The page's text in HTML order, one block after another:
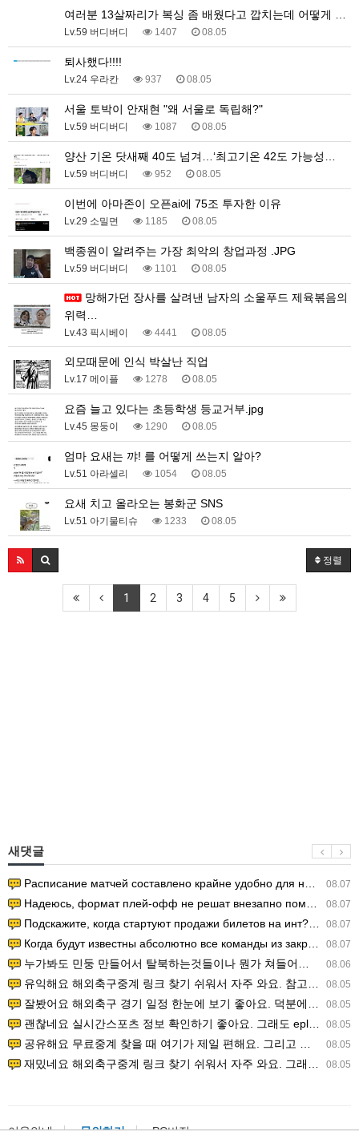
여러분 13살짜리가 복싱 좀 배웠다고 깝치는데 어떻게 …
Lv.59 버디버디 1407 08.05
퇴사했다!!!!
Lv.24 우라칸 937 08.05
서울 토박이 안재현 "왜 서울로 독립해?"
Lv.59 버디버디 1087 08.05
양산 기온 닷새째 40도 넘겨…‘최고기온 42도 가능성…
Lv.59 버디버디 952 08.05
이번에 아마존이 오픈ai에 75조 투자한 이유
Lv.29 소밀면 1185 08.05
백종원이 알려주는 가장 최악의 창업과정 .JPG
Lv.59 버디버디 1101 08.05
위력…
Lv.43 픽시베이 4441 08.05
외모때문에 인식 박살난 직업
Lv.17 메이플 1278 08.05
요즘 늘고 있다는 초등학생 등교거부.jpg
Lv.45 몽둥이 1290 08.05
엄마 요새는 꺄! 를 어떻게 쓰는지 알아?
Lv.51 아라셀리 1054 08.05
요새 치고 올라오는 봉화군 SNS
Lv.51 아기물티슈 1233 08.05
정렬
1 2 3 4 5
새댓글
08.07
Расписание матчей составлено крайне удобно для нашего часово…
08.07
Надеюсь, формат плей-офф не решат внезапно поменять. https:/…
08.07
Подскажите, когда стартуют продажи билетов на инт? https://g…
08.07
Когда будут известны абсолютно все команды из закрытых квали…
08.06
누가봐도 민둥 만들어서 탈북하는것들이나 뭔가 쳐들어오는 낌새를 미리 알아차리기 위함이지 저걸 전쟁준비라고 하…
08.05
유익해요 해외축구중계 링크 찾기 쉬워서 자주 와요. 참고로 무료스포츠중계 정보 확인할 때 출처 꼭 체크해요.…
08.05
잘봤어요 해외축구 경기 일정 한눈에 보기 좋아요. 덕분에 epl중계 볼 때 공식 중계 채널 먼저 찾아봐요. …
08.05
괜찮네요 실시간스포츠 정보 확인하기 좋아요. 그래도 epl중계 볼 때 공식 중계 채널 먼저 찾아봐요. 북마크…
08.05
공유해요 무료중계 찾을 때 여기가 제일 편해요. 그리고 무료스포츠중계 정보 확인할 때 출처 꼭 체크해요. 앞…
08.05
재밌네요 해외축구중계 링크 찾기 쉬워서 자주 와요. 그래서 해외축구중계도 정식 서비스로 봐야 안전해요. 다음…